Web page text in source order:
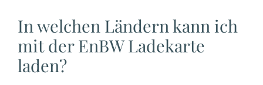
In welchen Ländern kann ich
mit der EnBW Ladekarte
laden?